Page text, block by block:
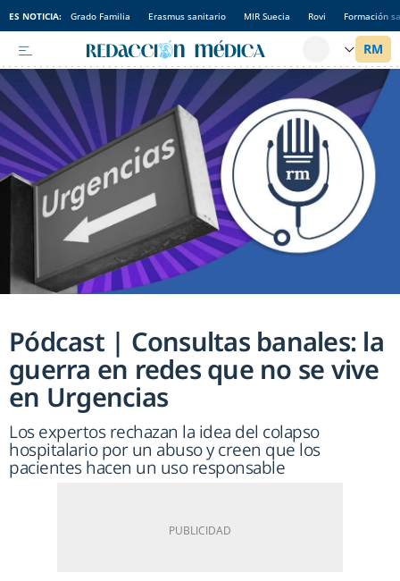
ES NOTICIA: Grado Familia Erasmus sanitario MIR Suecia Rovi Formación
Pódcast | Consultas banales: la
guerra en redes que no se vive
en Urgencias
Los expertos rechazan la idea del colapso
hospitalario por un abuso y creen que los
pacientes hacen un uso responsable